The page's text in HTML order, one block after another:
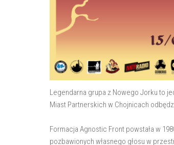
Legendarna grupa z Nowego Jorku to
Miast Partnerskich w Chojnicach
Formacja Agnostic Front powstała w
pozbawionych własnego głosu w